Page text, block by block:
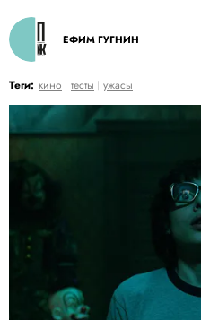
ЕФИМ ГУГНИН
Теги: кино тесты ужасы